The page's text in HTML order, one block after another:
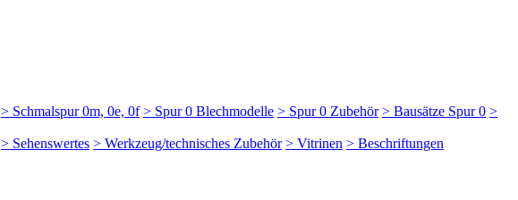
> Schmalspur 0m, 0e, 0f > Spur 0 Blechmodelle > Spur 0 Zubehör > Bausätze Spur 0 >
> Sehenswertes > Werkzeug/technisches Zubehör > Vitrinen > Beschriftungen